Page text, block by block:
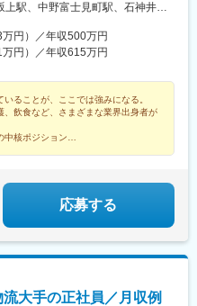
貝塚駅(福岡県)、雑餉隈駅、吉塚
豊後豊岡駅、鶴崎駅、東中津
さが駅、田代駅、相知駅、肥後
駅、三角駅、草道駅、志布志
川駅、倶知安駅、岩見沢駅、新富
海道)、環状通東駅、南郷１３丁
み駅、深川駅、長都駅、西帯広
沼ノ端駅、八雲駅、鵡川駅、七
西北見駅、名寄高校駅、桂台駅、
泉駅(常磐線)、藤田駅、七日町駅、
安達駅、五百川駅、東酒田駅、高
空港駅(東北本線)、岩手飯岡駅、地
飯島駅、扇田駅、羽後四ツ屋駅、
、金谷沢駅、田んぼアート駅、七
大間駅、市民広場駅
野、山梨■北陸エリア石川、福
、徳島、広島、島根、岡山、山
、大分、佐賀、熊本、鹿児島、沖
駅、中野富士見町駅、石神井公
(神奈川県)、久里浜駅、港南台
蔵新城駅、昭和駅、片岡駅、南
前橋駅、渋川駅、駒形駅、細谷
央駅、湖北駅、江見駅、佐倉駅、
江戸川台駅、神立駅、みどりの
方駅、常陸鴻巣駅、日立駅、佐
知県)、北岡崎駅、石仏駅、田県神
、港区役所駅、新守山駅、尾張星
駅、朝熊駅、亀山駅(三重県)、霞
、加佐登駅、江吉良駅、新加納
沼丘陵駅、茨目駅、伊那北駅、広
円）／年収500万円
円）／年収615万円
いることが、ここでは強みになる。
、飲食など、さまざまな業界出身者が
核ポジション
応募する
大手の正社員／月収例